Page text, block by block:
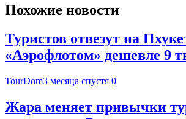
Похожие новости
Туристов отвезут на
«Аэрофлотом» дешевле 9
TourDom3 месяца спустя 0
Жара меняет привычки